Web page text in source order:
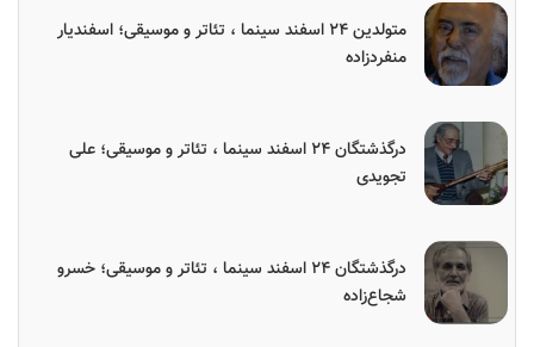
متولدین ۲۴ اسفند سینما ، تئاتر و موسیقی؛ اسفندیار
منفردزاده
درگذشتگان ۲۴ اسفند سینما ، تئاتر و موسیقی؛ علی
تجویدی
درگذشتگان ۲۴ اسفند سینما ، تئاتر و موسیقی؛ خسرو
شجاع‌زاده